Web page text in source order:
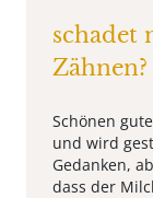
schadet
Zähnen?
Schönen
und wird
Gedanken,
dass der